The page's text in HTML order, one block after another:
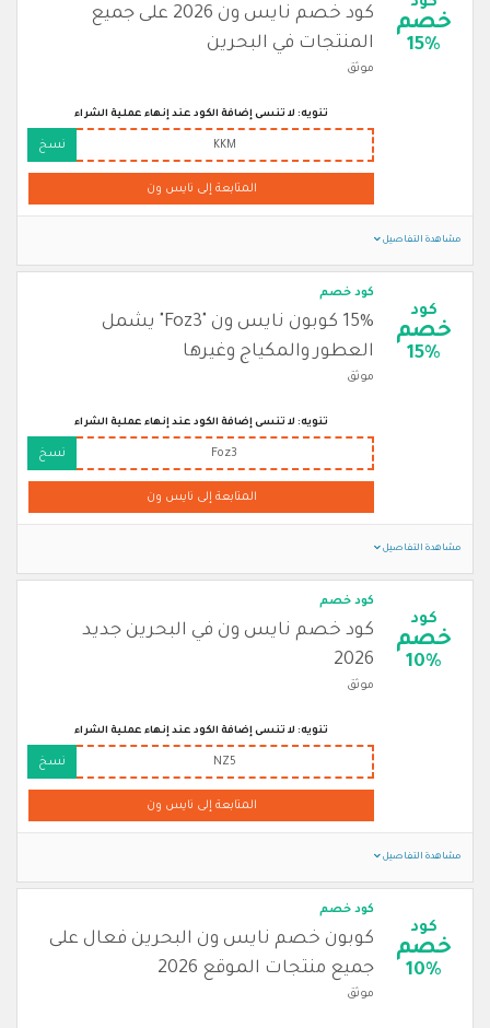
خصم
15%
كود خصم نايس ون 2026 على جميع
المنتجات في البحرين
موثق
تنويه: لا تنسى إضافة الكود عند إنهاء عملية الشراء
KKM نسخ
المتابعة إلى نايس ون
مشاهدة التفاصيل
كود
خصم
15%
كود خصم
15% كوبون نايس ون "Foz3" يشمل
العطور والمكياج وغيرها
موثق
تنويه: لا تنسى إضافة الكود عند إنهاء عملية الشراء
Foz3 نسخ
المتابعة إلى نايس ون
مشاهدة التفاصيل
كود
خصم
10%
كود خصم
كود خصم نايس ون في البحرين جديد
2026
موثق
تنويه: لا تنسى إضافة الكود عند إنهاء عملية الشراء
NZ5 نسخ
المتابعة إلى نايس ون
مشاهدة التفاصيل
كود
خصم
10%
كود خصم
كوبون خصم نايس ون البحرين فعال على
جميع منتجات الموقع 2026
موثق